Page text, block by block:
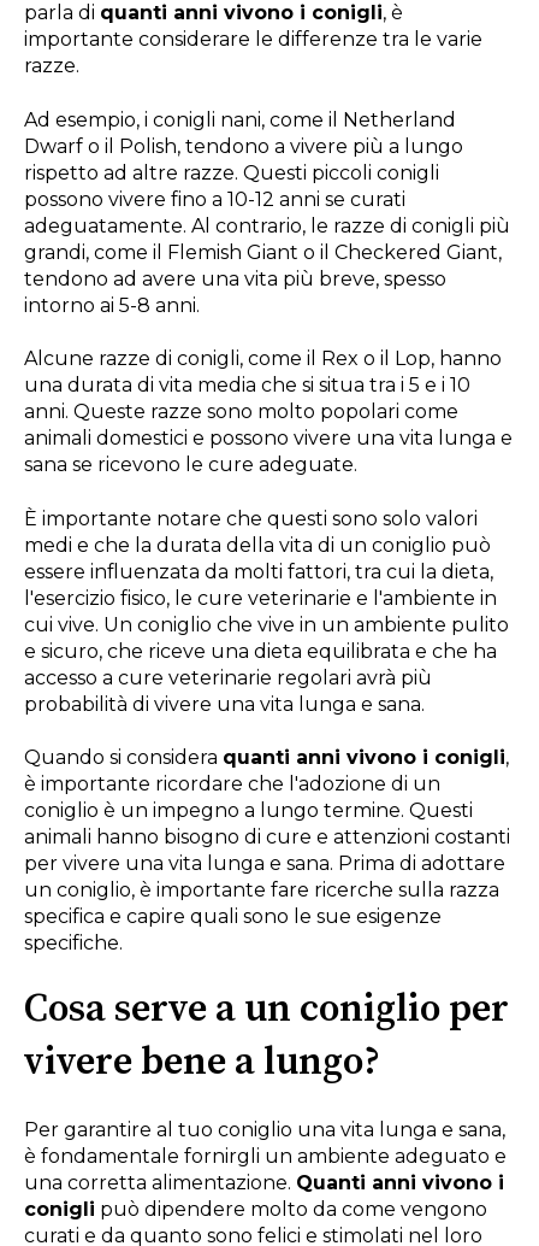
parla di quanti anni vivono i conigli, è
importante considerare le differenze tra le varie
razze.
Ad esempio, i conigli nani, come il Netherland
Dwarf o il Polish, tendono a vivere più a lungo
rispetto ad altre razze. Questi piccoli conigli
possono vivere fino a 10-12 anni se curati
adeguatamente. Al contrario, le razze di conigli più
grandi, come il Flemish Giant o il Checkered Giant,
tendono ad avere una vita più breve, spesso
intorno ai 5-8 anni.
Alcune razze di conigli, come il Rex o il Lop, hanno
una durata di vita media che si situa tra i 5 e i 10
anni. Queste razze sono molto popolari come
animali domestici e possono vivere una vita lunga e
sana se ricevono le cure adeguate.
È importante notare che questi sono solo valori
medi e che la durata della vita di un coniglio può
essere influenzata da molti fattori, tra cui la dieta,
l'esercizio fisico, le cure veterinarie e l'ambiente in
cui vive. Un coniglio che vive in un ambiente pulito
e sicuro, che riceve una dieta equilibrata e che ha
accesso a cure veterinarie regolari avrà più
probabilità di vivere una vita lunga e sana.
Quando si considera quanti anni vivono i conigli,
è importante ricordare che l'adozione di un
coniglio è un impegno a lungo termine. Questi
animali hanno bisogno di cure e attenzioni costanti
per vivere una vita lunga e sana. Prima di adottare
un coniglio, è importante fare ricerche sulla razza
specifica e capire quali sono le sue esigenze
specifiche.
Cosa serve a un coniglio per
vivere bene a lungo?
Per garantire al tuo coniglio una vita lunga e sana,
è fondamentale fornirgli un ambiente adeguato e
una corretta alimentazione. Quanti anni vivono i
conigli può dipendere molto da come vengono
curati e da quanto sono felici e stimolati nel loro